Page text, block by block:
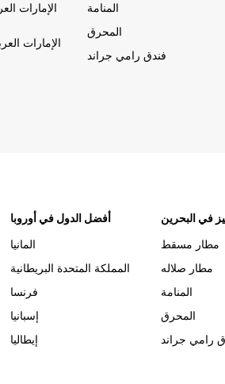
الإمارات
الإمارات
المنامة
المحرق
فندق رامي جراند
أفضل الدول في أوروبا
المانيا
المملكة المتحدة البريطانية
فرنسا
إسبانيا
إيطاليا
في البحرين
مطار مسقط
مطار صلاله
المنامة
المحرق
رامي جراند